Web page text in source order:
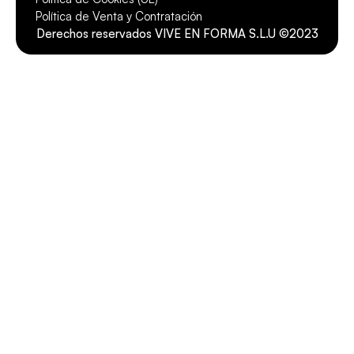
Derechos reservados VIVE EN FORMA S.L.U ©2023
Política de Venta y Contratación